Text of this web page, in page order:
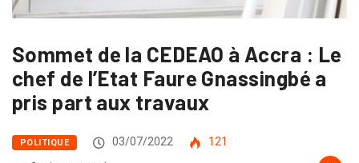
Sommet de la CEDEAO à Accra : Le
chef de l’Etat Faure Gnassingbé a
pris part aux travaux
POLITIQUE 03/07/2022
121